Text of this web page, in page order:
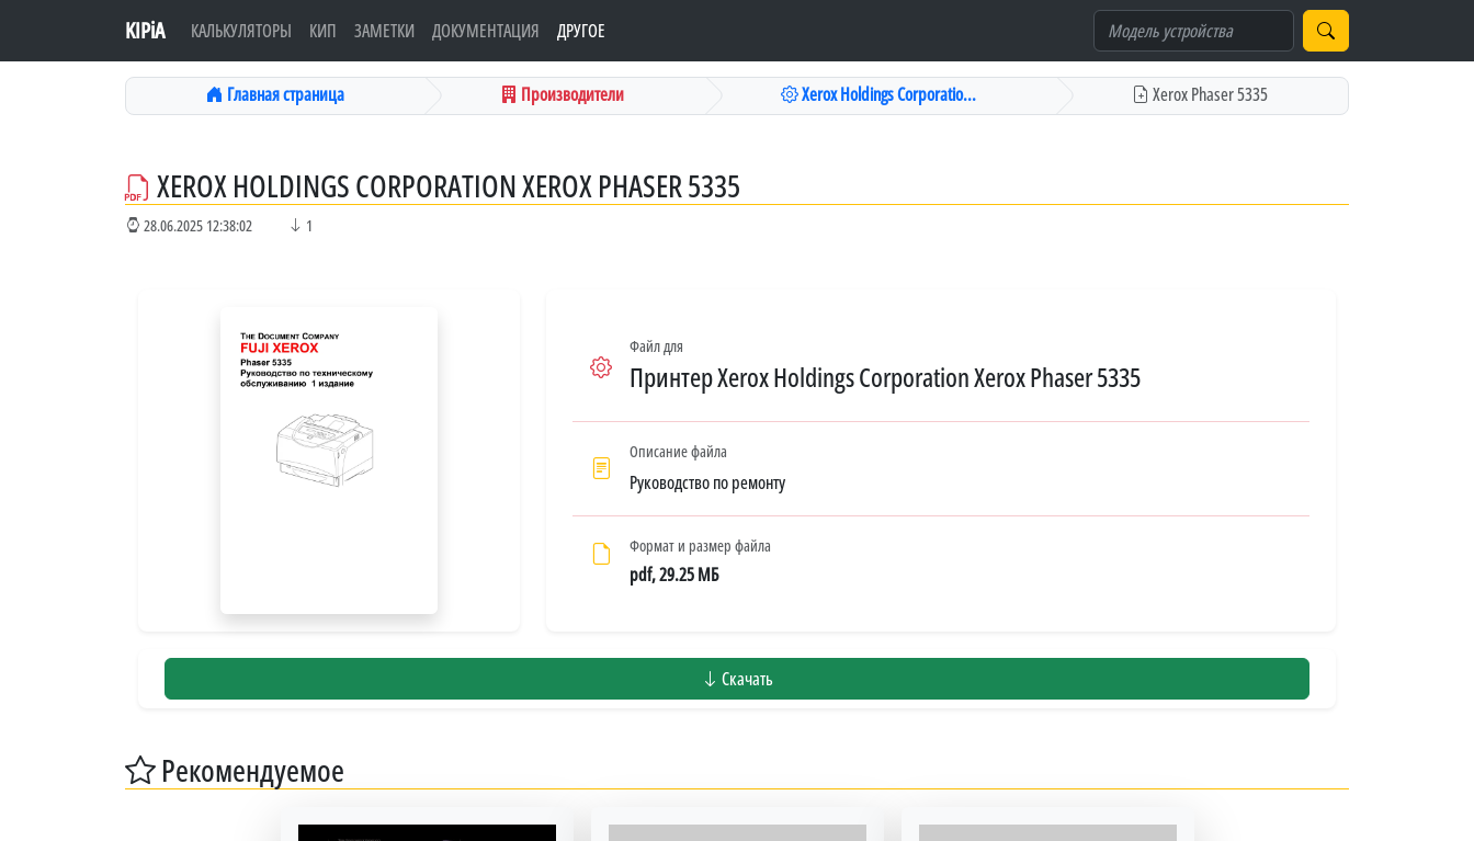
KIPiA КАЛЬКУЛЯТОРЫ КИП ЗАМЕТКИ ДОКУМЕНТАЦИЯ ДРУГОЕ
Главная страница Производители Xerox Holdings Corporatio... Xerox Phaser 5335
XEROX HOLDINGS CORPORATION XEROX PHASER 5335
28.06.2025 12:38:02 1
Файл для
Принтер Xerox Holdings Corporation Xerox Phaser 5335
Описание файла
Руководство по ремонту
Формат и размер файла
pdf, 29.25 МБ
Скачать
Рекомендуемое